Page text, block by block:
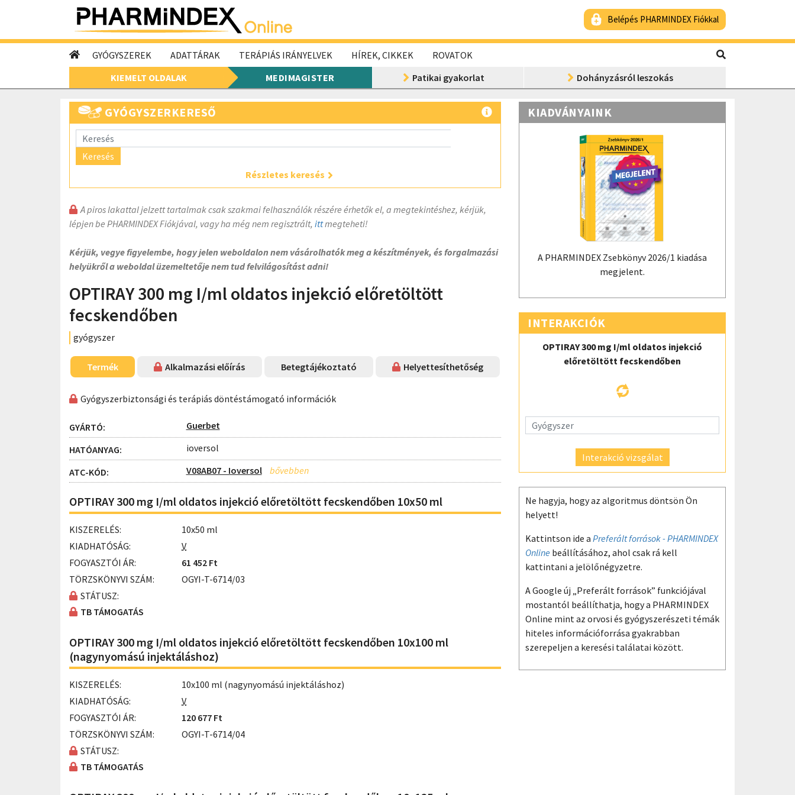
Belépés PHARMINDEX Fiókkal
GYÓGYSZEREK ADATTÁRAK TERÁPIÁS IRÁNYELVEK HÍREK, CIKKEK
ROVATOK
KIEMELT OLDALAK
MEDIMAGISTER Patikai gyakorlat Dohányzásról leszokás
GYÓGYSZERKERESŐ
Keresés
Részletes keresés
A piros lakattal jelzett tartalmak csak szakmai felhasználók részére érhetők el, a megtekintéshez, kérjük,
lépjen be PHARMINDEX Fiókjával, vagy ha még nem regisztrált, ittmegteheti!
Kérjük, vegye figyelembe, hogy jelen weboldalon nem vásárolhatók meg a készítmények, és forgalmazási
helyükről a weboldal üzemeltetője nem tud felvilágosítást adni!
OPTIRAY 300 mg I/ml oldatos injekció előretöltött
fecskendőben
gyógyszer
Termék Alkalmazási előírás Betegtájékoztató Helyettesíthetőség
Gyógyszerbiztonsági és terápiás döntéstámogató információk
GYÁRTÓ: Guerbet
HATÓANYAG: ioversol
ATC-KÓD: V08AB07 - Ioversol
OPTIRAY 300 mg I/ml oldatos injekció előretöltött fecskendőben 10x50 ml
KISZERELÉS:
10x50 ml
KIADHATÓSÁG:
V
FOGYASZTÓI ÁR:
61 452 Ft
TÖRZSKÖNYVI SZÁM:
OGYI-T-6714/03
STÁTUSZ:
TB TÁMOGATÁS
OPTIRAY 300 mg I/ml oldatos injekció előretöltött fecskendőben 10x100 ml
(nagynyomású injektáláshoz)
KISZERELÉS:
10x100 ml (nagynyomású injektáláshoz)
KIADHATÓSÁG:
V
FOGYASZTÓI ÁR:
120 677 Ft
TÖRZSKÖNYVI SZÁM:
OGYI-T-6714/04
STÁTUSZ:
TB TÁMOGATÁS
KIADVÁNYAINK
A PHARMINDEX Zsebkönyv 2026/1 kiadása
megjelent.
INTERAKCIÓK
OPTIRAY 300 mg I/ml oldatos injekció
előretöltött fecskendőben
Interakció vizsgálat
Ne hagyja, hogy az algoritmus döntsön Ön
helyett!
Kattintson ide a Preferált források - PHARMINDEX
Online beállításához, ahol csak rá kell
kattintani a jelölőnégyzetre.
A Google új „Preferált források” funkciójával
mostantól beállíthatja, hogy a PHARMINDEX
Online mint az orvosi és gyógyszerészeti témák
hiteles információforrása gyakrabban
szerepeljen a keresési találatai között.